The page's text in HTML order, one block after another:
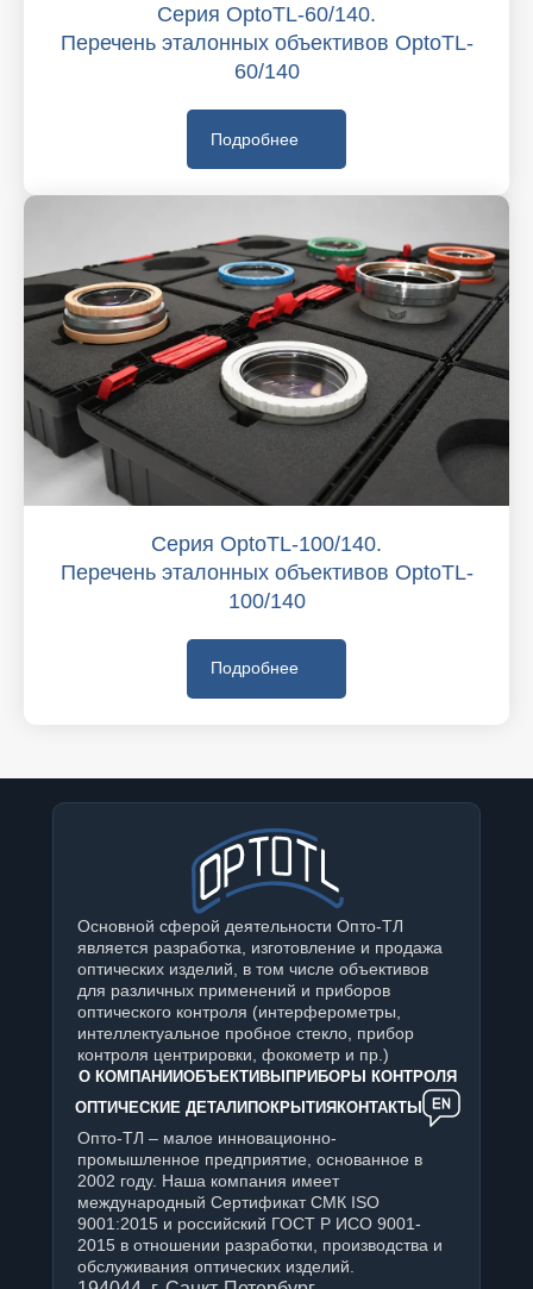
Серия OptoTL-60/140.
Перечень эталонных объективов OptoTL-
60/140
Подробнее
Серия OptoTL-100/140.
Перечень эталонных объективов OptoTL-
100/140
Подробнее
Основной сферой деятельности Опто-ТЛ
является разработка, изготовление и продажа
оптических изделий, в том числе объективов
для различных применений и приборов
оптического контроля (интерферометры,
интеллектуальное пробное стекло, прибор
контроля центрировки, фокометр и пр.)
О КОМПАНИИОБЪЕКТИВЫ ПРИБОРЫ КОНТРОЛЯ
ОПТИЧЕСКИЕ ДЕТАЛИ ПОКРЫТИЯ КОНТАКТЫ
Опто-ТЛ – малое инновационно-
промышленное предприятие, основанное в
2002 году. Наша компания имеет
международный Сертификат СМК ISO
9001:2015 и российский ГОСТ Р ИСО 9001-
2015 в отношении разработки, производства и
обслуживания оптических изделий.